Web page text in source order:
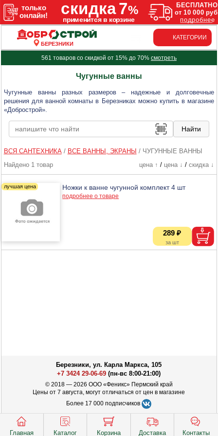
БЕРЕЗНИКИ
КАТЕГОРИИ
Главная Каталог Корзина Доставка Контакты
561 товаров со скидкой от 15% до 70% смотреть
Чугунные ванны
Чугунные ванны разных размеров – надежные и долговечные
решения для ванной комнаты в Березниках можно купить в магазине
«Добрострой».
ВСЯ САНТЕХНИКА/ ВСЕ ВАННЫ, ЭКРАНЫ / ЧУГУННЫЕ ВАННЫ
Найдено 1 товар
цена ↑ / цена ↓ / скидка ↓
Ножки к ванне чугунной комплект 4 шт
подробнее о товаре
289 ₽
Березники, ул. Карла Маркса, 105
+7 3424 29-06-69 (пн-вс 8:00-21:00)
© 2018 — 2026 ООО «Феникс» Пермский край
Цены от 7 августа, могут отличаться от цен в магазине
Более 17 000 подписчиков